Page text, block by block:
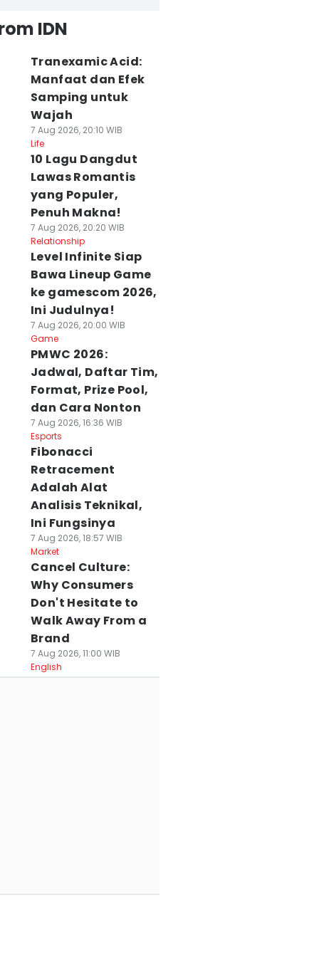
IDN
Tranexamic Acid:
Manfaat dan Efek
Samping untuk
Wajah
7 Aug 2026, 20:10 WIB
Life
10 Lagu Dangdut
Lawas Romantis
yang Populer,
Penuh Makna!
7 Aug 2026, 20:20 WIB
Relationship
Level Infinite Siap
Bawa Lineup Game
ke gamescom 2026,
Ini Judulnya!
7 Aug 2026, 20:00 WIB
Game
PMWC 2026:
Jadwal, Daftar Tim,
Format, Prize Pool,
dan Cara Nonton
7 Aug 2026, 16:36 WIB
Esports
Fibonacci
Retracement
Adalah Alat
Analisis Teknikal,
Ini Fungsinya
7 Aug 2026, 18:57 WIB
Market
Cancel Culture:
Why Consumers
Don't Hesitate to
Walk Away From a
Brand
7 Aug 2026, 11:00 WIB
English